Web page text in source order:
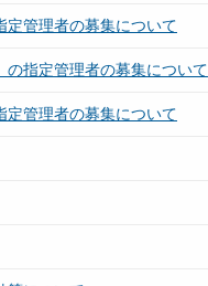
定管理者の募集について
の指定管理者の募集について
定管理者の募集について